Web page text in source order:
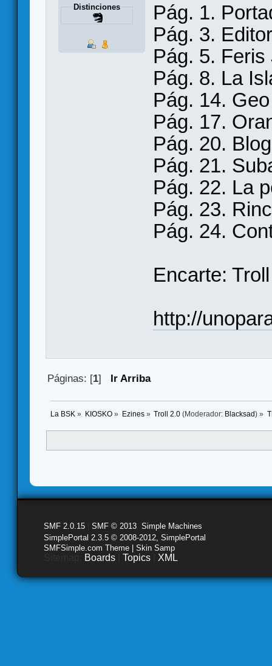
Distinciones
Pág. 1.
Pág. 3.
Pág. 5.
Pág. 8. La
Pág. 14.
Pág. 17.
Pág. 20.
Pág. 21.
Pág. 22. La
Pág. 23.
Pág. 24.
Encarte:
http://
Páginas: [1] Ir Arriba
La BSK » KIOSKO» Ezines» Troll 2.0 (Moderador: Blacksad) »
SMF 2.0.15 SMF © 2013 Simple Machines
SimplePortal 2.3.5 © 2008-2012, SimplePortal
SMFSimple.com Theme | Skin Samp
Boards Topics XML